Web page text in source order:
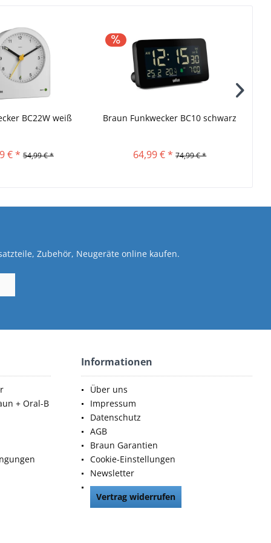
BC22W weiß
€ * 54,99 € *
Braun Funkwecker BC10 schwarz
64,99 € * 74,99 € *
Zubehör, Neugeräte online kaufen.
+ Oral-B
Informationen
Über uns
Impressum
Datenschutz
AGB
Braun Garantien
Cookie-Einstellungen
Newsletter
Vertrag widerrufen